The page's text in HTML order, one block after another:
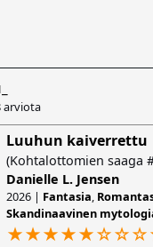
arviota
Luuhun kaiverrettu
(Kohtalottomien saaga
Danielle L. Jensen
2026 | Fantasia
Skandinaavinen
★★★★★☆☆☆